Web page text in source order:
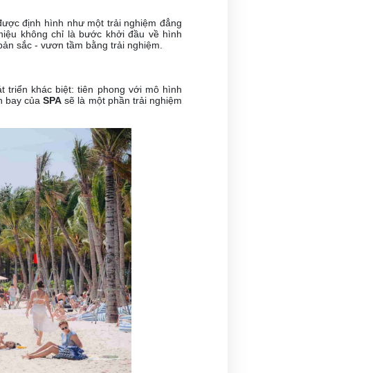
định hình như một trải nghiệm đẳng
không chỉ là bước khởi đầu về hình
sắc - vươn tầm bằng trải nghiệm.
triển khác biệt: tiên phong với mô hình
bay củaSPA sẽ là một phần trải nghiệm